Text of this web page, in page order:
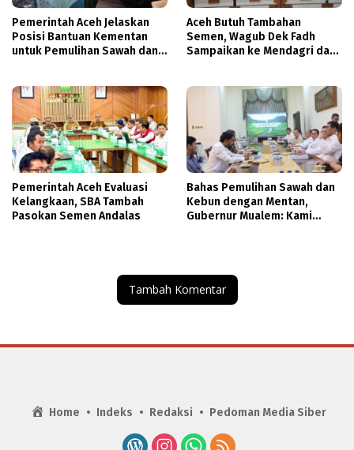
Pemerintah Aceh Jelaskan
Posisi Bantuan Kementan
untuk Pemulihan Sawah dan
Aceh Butuh Tambahan
Semen, Wagub Dek Fadh
Sampaikan ke Mendagri dan
Pemerintah Aceh Evaluasi
Kelangkaan, SBA Tambah
Pasokan Semen Andalas
Bahas Pemulihan Sawah dan
Kebun dengan Mentan,
Gubernur Mualem: Kami
Tambah Komentar
Home Indeks Redaksi Pedoman Media Siber